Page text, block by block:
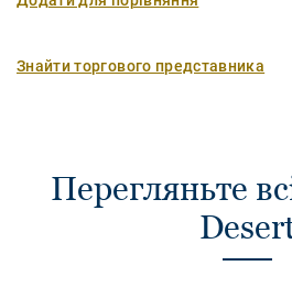
Знайти торгового представника
Перегляньте